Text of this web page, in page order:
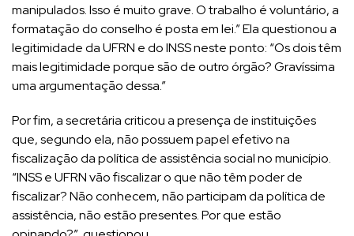
manipulados. Isso é muito grave. O trabalho é voluntário, a
formatação do conselho é posta em lei.” Ela questionou a
legitimidade da UFRN e do INSS neste ponto: “Os dois têm
mais legitimidade porque são de outro órgão? Gravíssima
uma argumentação dessa.”
Por fim, a secretária criticou a presença de instituições
que, segundo ela, não possuem papel efetivo na
fiscalização da política de assistência social no município.
“INSS e UFRN vão fiscalizar o que não têm poder de
fiscalizar? Não conhecem, não participam da política de
assistência, não estão presentes. Por que estão